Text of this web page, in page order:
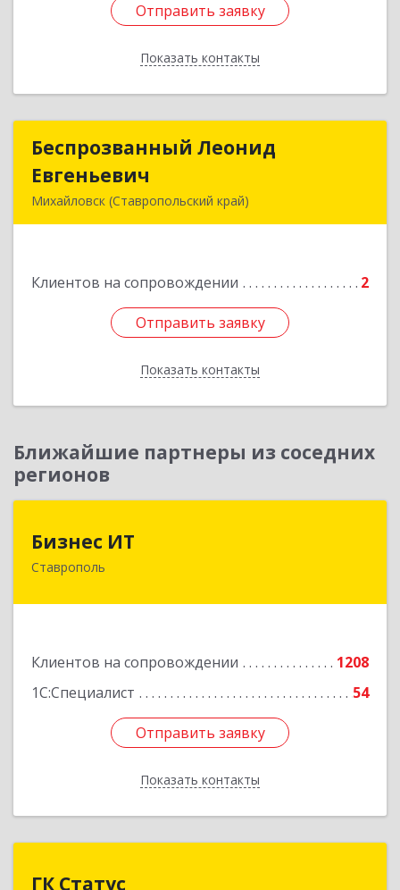
Отправить заявку
Показать контакты
Отправить заявку
Назад
Беспрозванный Леонид
Евгеньевич
Михайловск (Ставропольский край)
Клиентов на сопровождении 2
Отправить заявку
Показать контакты
Беспрозванный Леонид
Отправить заявку
Назад
Ближайшие партнеры из соседних
регионов
Бизнес ИТ
Ставрополь
Клиентов на сопровождении
1208
1С:Специалист
54
Отправить заявку
Показать контакты
355035, Ставропольский край, Ставрополь г, 1
Отправить заявку
Назад
ГК Статус